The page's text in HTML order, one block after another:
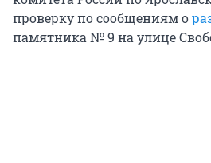
проверку по сообщениям о
памятника № 9 на улице